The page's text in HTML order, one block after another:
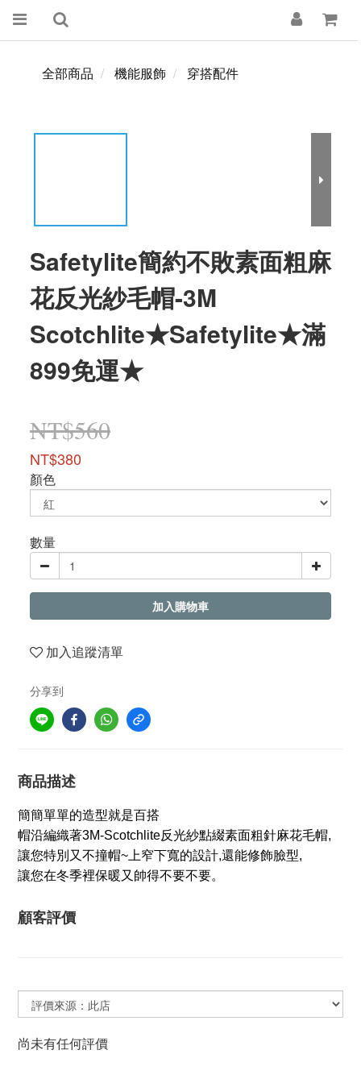
全部商品 機能服飾 穿搭配件
Safetylite簡約不敗素面粗麻
花反光紗毛帽-3M
Scotchlite★Safetylite★滿
899免運★
NT$560
NT$380
顏色
數量
加入購物車
加入追蹤清單
分享到
商品描述
簡簡單單的造型就是百搭
帽沿編織著3M-Scotchlite反光紗點綴素面粗針麻花毛帽,
讓您特別又不撞帽~上窄下寬的設計,還能修飾臉型,
讓您在冬季裡保暖又帥得不要不要。
顧客評價
尚未有任何評價